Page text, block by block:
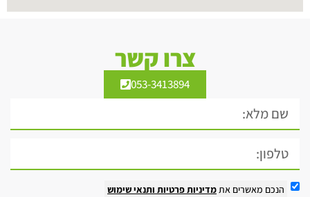
צרו קשר
053-3413894
הנכם מאשרים אתמדיניות פרטיות ותנאי שימוש